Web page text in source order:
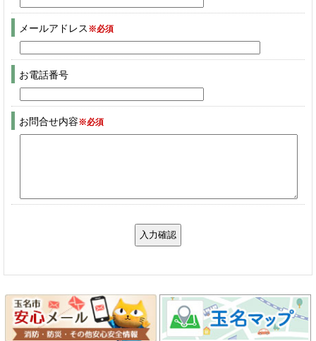
メールアドレス ※必須
お電話番号
お問合せ内容※必須